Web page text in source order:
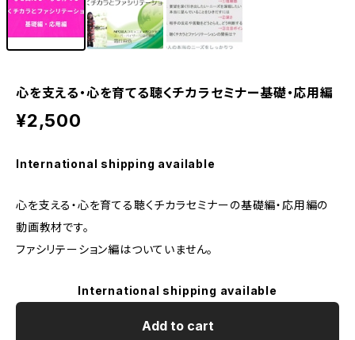
心を支える・心を育てる聴くチカラセミナー基礎・応用編
¥2,500
International shipping available
心を支える・心を育てる聴くチカラセミナーの基礎編・応用編の
動画教材です。
ファシリテーション編はついていません。
International shipping available
Add to cart